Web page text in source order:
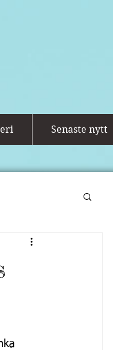
Senaste nytt